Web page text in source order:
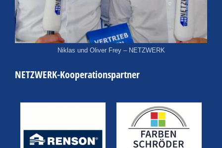
Niklas und Oliver Frey – NETZWERK
NETZWERK-Kooperationspartner